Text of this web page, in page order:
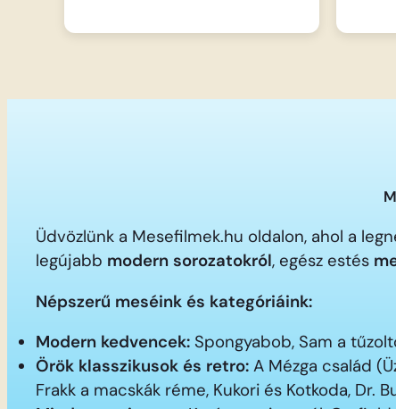
Üdvözlünk a Mesefilmek.hu oldalon, ahol a
legújabb modern sorozatokról, egész estés
Népszerű meséink és kategóriáink:
Modern kedvencek: Spongyabob, Sam a
Örök klasszikusok és retro: A Mézga család
Frakk a macskák réme, Kukori és Kotkoda, Dr.